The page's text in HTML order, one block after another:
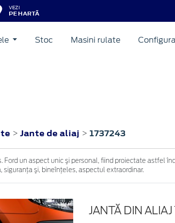
VEZI
PE HARTĂ
Stoc Masini rulate
> Jante de aliaj > 1737243
Ford un aspect unic şi personal, fiind proiectate astfel
siguranţa şi, bineînţeles, aspectul extraordinar.
JANTĂ DIN